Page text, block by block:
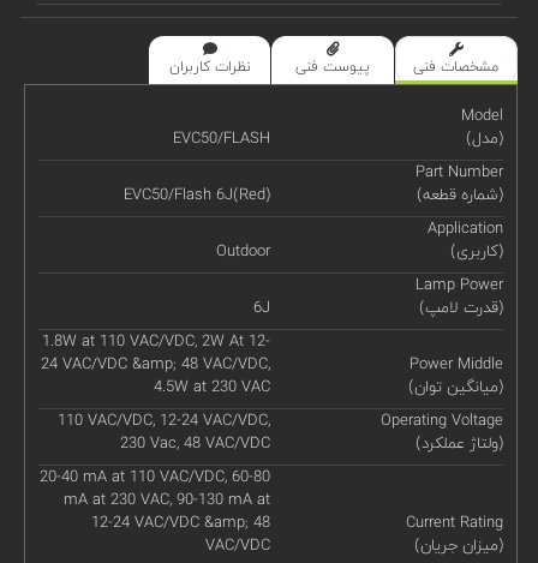
مشخصات فنی پیوست فنی نظرات کاربران
Model
(مدل)
EVC50/FLASH
Part Number
(شماره قطعه)
EVC50/Flash 6J(Red)
Application
(کاربری)
Outdoor
Lamp Power
(قدرت لامپ)
6J
Power Middle
(میانگین توان)
1.8W at 110 VAC/VDC, 2W At 12-
24 VAC/VDC &amp; 48 VAC/VDC,
4.5W at 230 VAC
Operating Voltage
(ولتاژ عملکرد)
110 VAC/VDC, 12-24 VAC/VDC,
230 Vac, 48 VAC/VDC
Current Rating
(میزان جریان)
20-40 mA at 110 VAC/VDC, 60-80
mA at 230 VAC, 90-130 mA at
12-24 VAC/VDC &amp; 48
VAC/VDC